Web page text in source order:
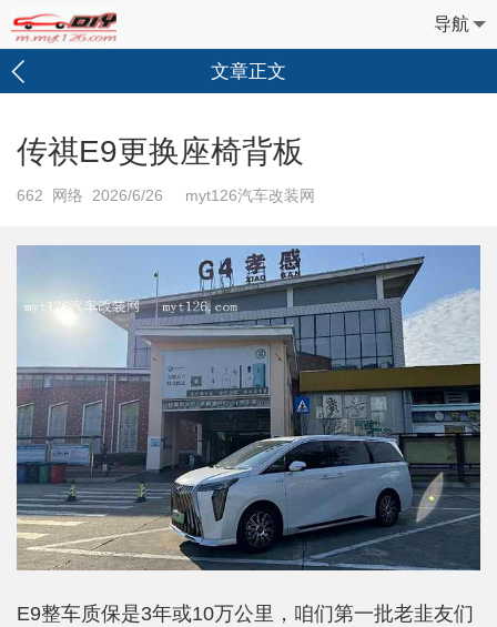
导航
文章正文
传祺E9更换座椅背板
662 网络 2026/6/26 myt126汽车改装网
E9整车质保是3年或10万公里，咱们第一批老韭友们